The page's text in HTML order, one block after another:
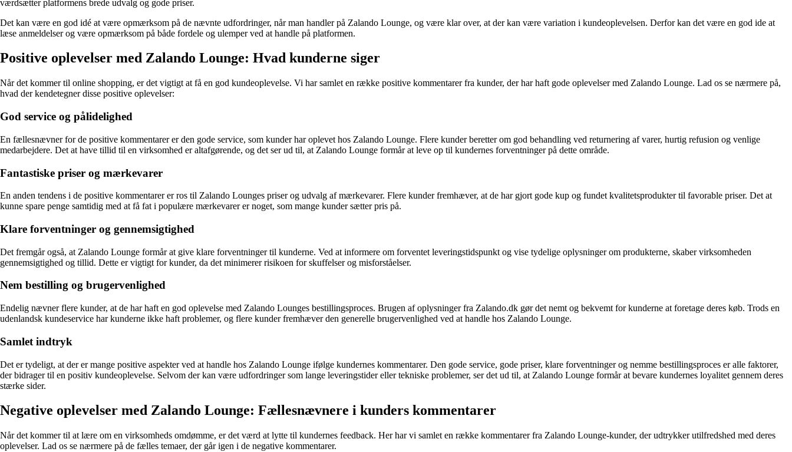
værdsætter platformens brede udvalg og gode priser.
Det kan være en god idé at være opmærksom på de nævnte udfordringer, når man handler på Zalando Lounge, og være klar over, at der kan være variation i kundeoplevelsen. Derfor kan det være en god ide at
læse anmeldelser og være opmærksom på både fordele og ulemper ved at handle på platformen.
Positive oplevelser med Zalando Lounge: Hvad kunderne siger
Når det kommer til online shopping, er det vigtigt at få en god kundeoplevelse. Vi har samlet en række positive kommentarer fra kunder, der har haft gode oplevelser med Zalando Lounge. Lad os se nærmere på,
hvad der kendetegner disse positive oplevelser:
God service og pålidelighed
En fællesnævner for de positive kommentarer er den gode service, som kunder har oplevet hos Zalando Lounge. Flere kunder beretter om god behandling ved returnering af varer, hurtig refusion og venlige
medarbejdere. Det at have tillid til en virksomhed er altafgørende, og det ser ud til, at Zalando Lounge formår at leve op til kundernes forventninger på dette område.
Fantastiske priser og mærkevarer
En anden tendens i de positive kommentarer er ros til Zalando Lounges priser og udvalg af mærkevarer. Flere kunder fremhæver, at de har gjort gode kup og fundet kvalitetsprodukter til favorable priser. Det at
kunne spare penge samtidig med at få fat i populære mærkevarer er noget, som mange kunder sætter pris på.
Klare forventninger og gennemsigtighed
Det fremgår også, at Zalando Lounge formår at give klare forventninger til kunderne. Ved at informere om forventet leveringstidspunkt og vise tydelige oplysninger om produkterne, skaber virksomheden
gennemsigtighed og tillid. Dette er vigtigt for kunder, da det minimerer risikoen for skuffelser og misforståelser.
Nem bestilling og brugervenlighed
Endelig nævner flere kunder, at de har haft en god oplevelse med Zalando Lounges bestillingsproces. Brugen af oplysninger fra Zalando.dk gør det nemt og bekvemt for kunderne at foretage deres køb. Trods en
udenlandsk kundeservice har kunderne ikke haft problemer, og flere kunder fremhæver den generelle brugervenlighed ved at handle hos Zalando Lounge.
Samlet indtryk
Det er tydeligt, at der er mange positive aspekter ved at handle hos Zalando Lounge ifølge kundernes kommentarer. Den gode service, gode priser, klare forventninger og nemme bestillingsproces er alle faktorer,
der bidrager til en positiv kundeoplevelse. Selvom der kan være udfordringer som lange leveringstider eller tekniske problemer, ser det ud til, at Zalando Lounge formår at bevare kundernes loyalitet gennem deres
stærke sider.
Negative oplevelser med Zalando Lounge: Fællesnævnere i kunders kommentarer
Når det kommer til at lære om en virksomheds omdømme, er det værd at lytte til kundernes feedback. Her har vi samlet en række kommentarer fra Zalando Lounge-kunder, der udtrykker utilfredshed med deres
oplevelser. Lad os se nærmere på de fælles temaer, der går igen i de negative kommentarer.